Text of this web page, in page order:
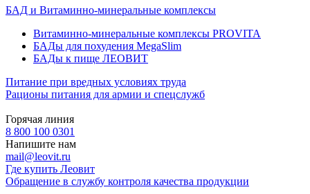
БАД и Витаминно-минеральные комплексы
Витаминно-минеральные комплексы PROVITA
БАДы для похудения MegaSlim
БАДы к пище ЛЕОВИТ
Питание при вредных условиях труда
Рационы питания для армии и спецслужб
Горячая линия
8 800 100 0301
Напишите нам
mail@leovit.ru
Где купить Леовит
Обращение в службу контроля качества продукции